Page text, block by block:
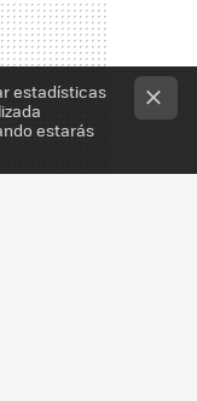
estadísticas
estarás